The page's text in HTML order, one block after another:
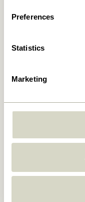
Preferences
Statistics
Marketing
Naturfarben
In den warenkorb